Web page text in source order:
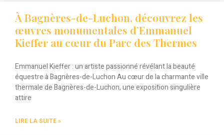
À Bagnères-de-Luchon, découvrez les
œuvres monumentales d’Emmanuel
Kieffer au cœur du Parc des Thermes
Emmanuel Kieffer : un artiste passionné révélant la beauté
équestre à Bagnères-de-Luchon Au cœur de la charmante ville
thermale de Bagnères-de-Luchon, une exposition singulière
attire
LIRE LA SUITE »